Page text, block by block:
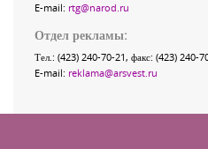
E-mail: rtg@narod.ru
Отдел рекламы:
Тел.: (423) 240-70-21, факс: (423) 240-
E-mail: reklama@arsvest.ru